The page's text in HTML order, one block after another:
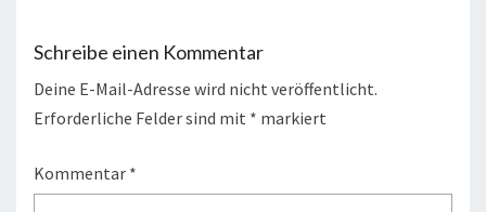
Schreibe einen Kommentar
Deine E-Mail-Adresse wird nicht veröffentlicht.
Erforderliche Felder sind mit * markiert
Kommentar *